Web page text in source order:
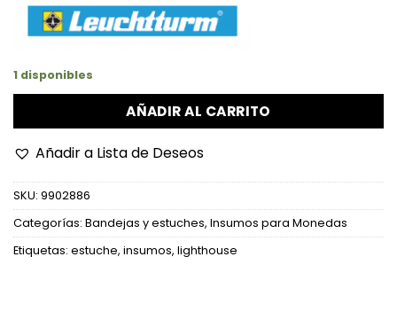
1 disponibles
AÑADIR AL CARRITO
Añadir a Lista de Deseos
SKU: 9902886
Categorías: Bandejas y estuches, Insumos para Monedas
Etiquetas: estuche, insumos, lighthouse